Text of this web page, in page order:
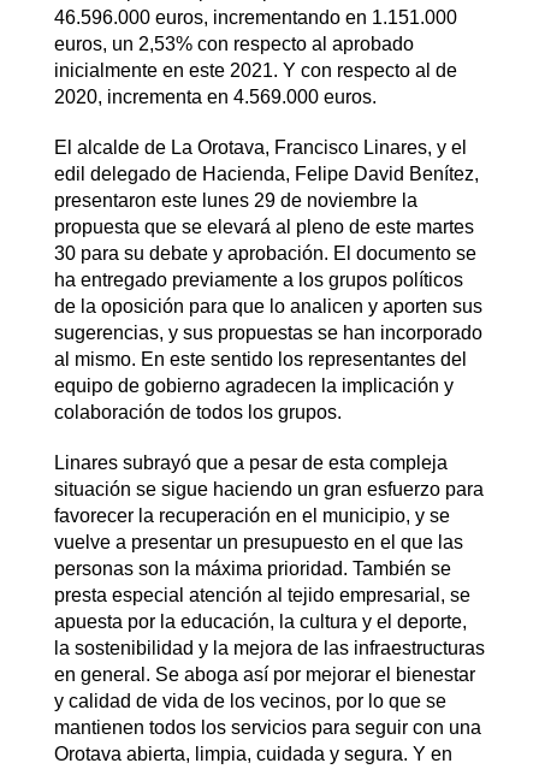
46.596.000 euros, incrementando en 1.151.000
euros, un 2,53% con respecto al aprobado
inicialmente en este 2021. Y con respecto al de
2020, incrementa en 4.569.000 euros.
El alcalde de La Orotava, Francisco Linares, y el
edil delegado de Hacienda, Felipe David Benítez,
presentaron este lunes 29 de noviembre la
propuesta que se elevará al pleno de este martes
30 para su debate y aprobación. El documento se
ha entregado previamente a los grupos políticos
de la oposición para que lo analicen y aporten sus
sugerencias, y sus propuestas se han incorporado
al mismo. En este sentido los representantes del
equipo de gobierno agradecen la implicación y
colaboración de todos los grupos.
Linares subrayó que a pesar de esta compleja
situación se sigue haciendo un gran esfuerzo para
favorecer la recuperación en el municipio, y se
vuelve a presentar un presupuesto en el que las
personas son la máxima prioridad. También se
presta especial atención al tejido empresarial, se
apuesta por la educación, la cultura y el deporte,
la sostenibilidad y la mejora de las infraestructuras
en general. Se aboga así por mejorar el bienestar
y calidad de vida de los vecinos, por lo que se
mantienen todos los servicios para seguir con una
Orotava abierta, limpia, cuidada y segura. Y en